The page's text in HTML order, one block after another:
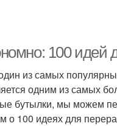
100 идей
из самых
одним из самых
бутылки, мы можем
о 100 идеях для